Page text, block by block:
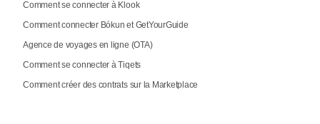
Comment se connecter à Klook
Comment connecter Bókun et GetYourGuide
Agence de voyages en ligne (OTA)
Comment se connecter à Tiqets
Comment créer des contrats sur la Marketplace